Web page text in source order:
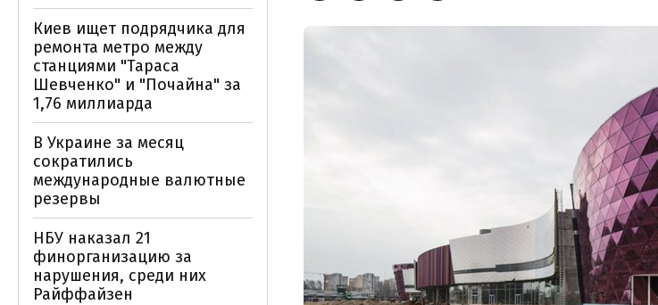
Киев ищет подрядчика для
ремонта метро между
станциями "Тараса
Шевченко" и "Почайна" за
1,76 миллиарда
В Украине за месяц
сократились
международные валютные
резервы
НБУ наказал 21
финорганизацию за
нарушения, среди них
Райффайзен